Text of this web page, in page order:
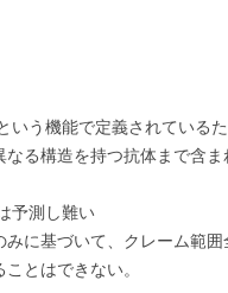
いう機能で定義されているた
る構造を持つ抗体まで含ま
予測し難い
に基づいて、クレーム範囲
とはできない。